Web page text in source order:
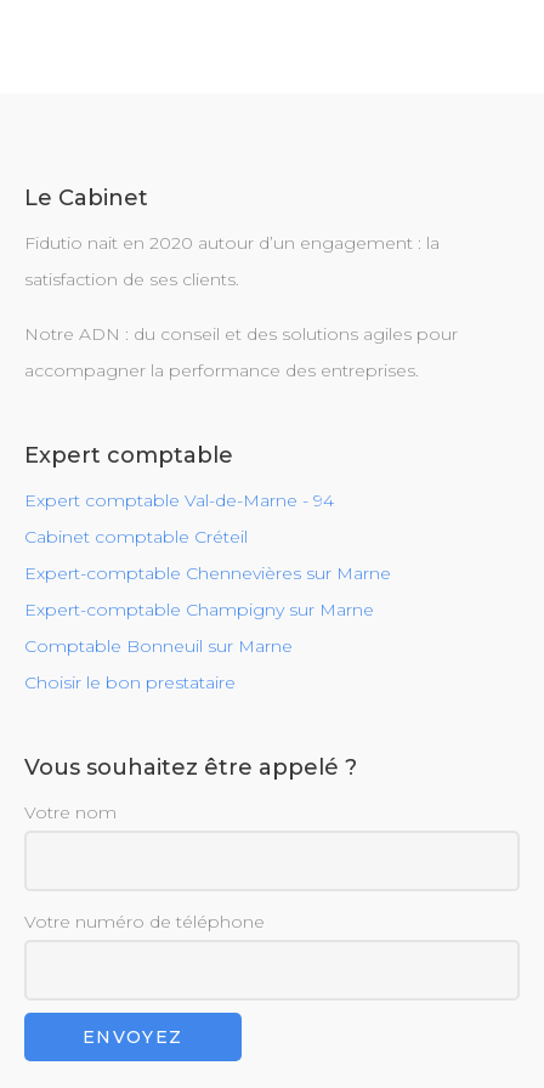
Le Cabinet
Fidutio nait en 2020 autour d’un engagement : la
satisfaction de ses clients.
Notre ADN : du conseil et des solutions agiles pour
accompagner la performance des entreprises.
Expert comptable
Expert comptable Val-de-Marne - 94
Cabinet comptable Créteil
Expert-comptable Chennevières sur Marne
Expert-comptable Champigny sur Marne
Comptable Bonneuil sur Marne
Choisir le bon prestataire
Vous souhaitez être appelé ?
Votre nom
Votre numéro de téléphone